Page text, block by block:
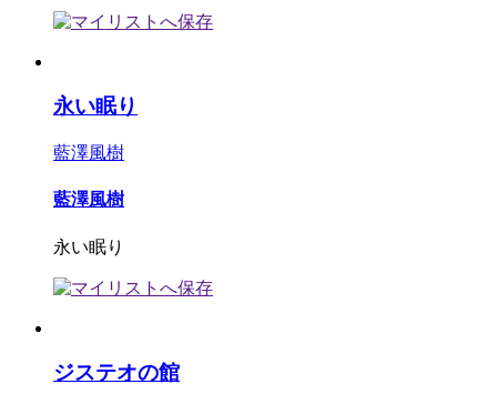
永い眠り
藍澤風樹
藍澤風樹
永い眠り
ジステオの館